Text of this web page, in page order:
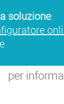
soluzione:
per